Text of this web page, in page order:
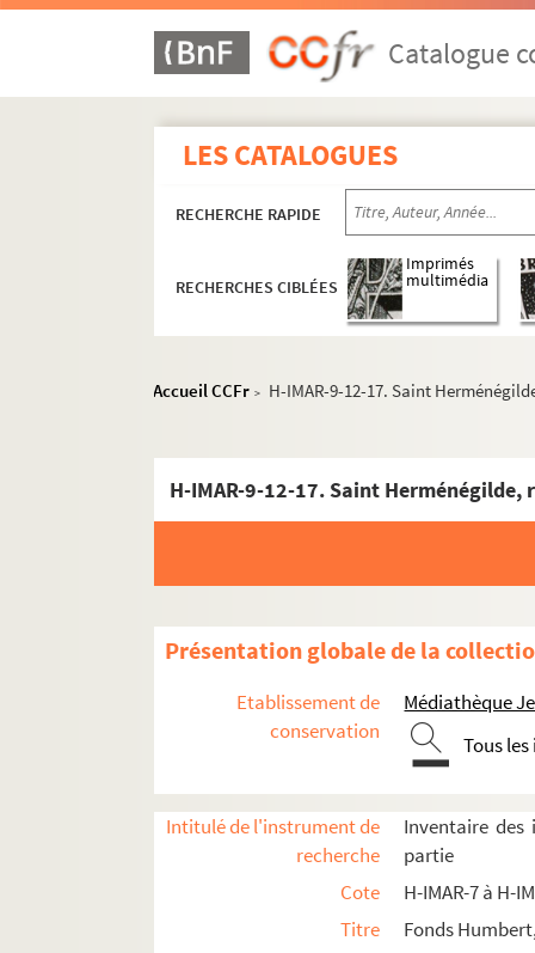
Catalogue
LES CATALOGUES
RECHERCHE RAPIDE
RECHERCHES CIBLÉES
Imprimés
multimédia
Accueil CCFr > H-IMAR-9-12-17. Saint
H-IMAR-9-12-17. Saint
Présentation globale de la
Etablissement de
conservation
Médiathèque
Tous
Intitulé de l'instrument de
recherche
Inventaire des
partie
Cote
H-IMAR-7 à H-
Titre
Fonds
Images du fonds Humbert, Images religieuses F
H-IMAR-9-1-1. Saint Habacuc, propète
H-IMAR-9-4-5. Saint Hamon de
H-IMAR-9-6-7. Saint Hénoch ou Enoch
H-IMAR-9-7-8. Saint Heber ou Eber, fils
H-IMAR-9-8-9. Saint Hermès, martyr à
H-IMAR-9-8-10. Au sujet du transport
H-IMAR-9-8-11. Saint Hermas
H-IMAR-9-8-12. Saint Hermagoras et
H-IMAR-9-9-13. Sainte Irène de